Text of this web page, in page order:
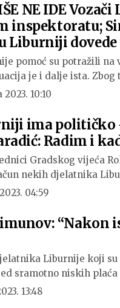
NE IDE
inspektoratu;
Liburniji
pomoć su potražili na
je i dalje ista. Zbog
10:10
ima
Radim i
Gradskog vijeća
nekih djelatnika
04:59
Liburnije koji
sramotno niskih plaća
13:48